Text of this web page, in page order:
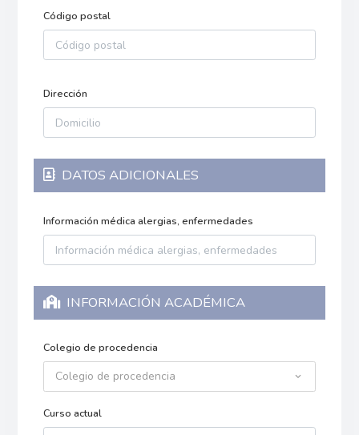
Código postal
Dirección
DATOS ADICIONALES
Información médica alergias, enfermedades
INFORMACIÓN ACADÉMICA
Colegio de procedencia
Colegio de procedencia
Curso actual